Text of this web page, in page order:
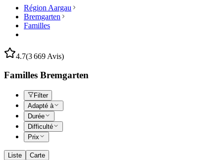
Région Aargau
Bremgarten
Familles
4.7(3 669 Avis)
Familles Bremgarten
Filter
Adapté à
Durée
Difficulté
Prix
Liste Carte